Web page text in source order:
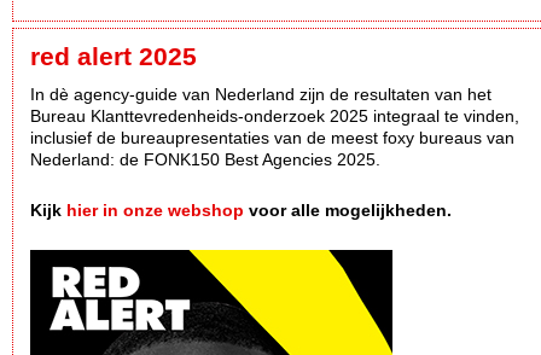
red alert 2025
In dè agency-guide van Nederland zijn de resultaten van het
Bureau Klanttevredenheids-onderzoek 2025 integraal te vinden,
inclusief de bureaupresentaties van de meest foxy bureaus van
Nederland: de FONK150 Best Agencies 2025.
Kijk hier in onze webshop voor alle mogelijkheden.